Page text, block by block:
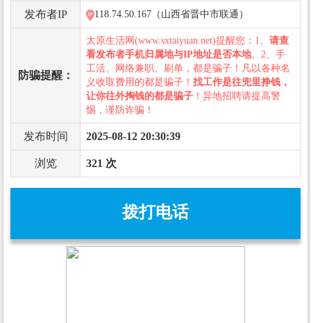
发布者IP 118.74.50.167（山西省晋中市联通）
防骗提醒：
太原生活网(www.sxtaiyuan.net)提醒您：1、 请查
看发布者手机归属地与IP地址是否本地。2、手
工活、网络兼职、刷单，都是骗子！凡以各种名
义收取费用的都是骗子！ 找工作是往兜里挣钱，
让你往外掏钱的都是骗子 ！异地招聘请提高警
惕，谨防诈骗！
发布时间 2025-08-12 20:30:39
浏览 321 次
拨打电话